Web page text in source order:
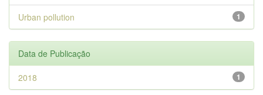
1
Urban pollution
Data de Publicação
1
2018